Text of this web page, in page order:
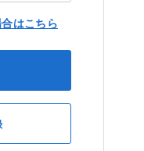
はこちら